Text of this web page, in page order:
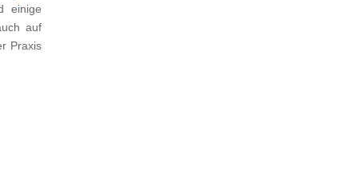
einige
auf
Praxis